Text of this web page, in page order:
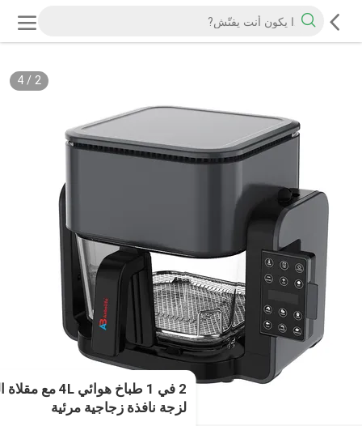
2
/
4
لزجة نافذة زجاجية مرئية